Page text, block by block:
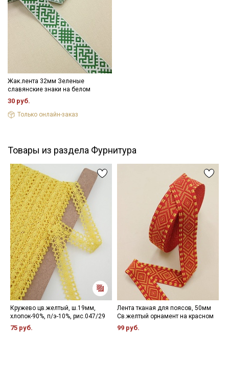
- максимальная температура стирки до 40 С, без отжима,
- противопоказано применение отбеливателей.
Цветопередача (тон) может отличаться от оригинального
цвета ткани в зависимости от настроек вашего монитора и в
зависимости от партии.
Жак.лента 32мм Зеленые
славянские знаки на белом
30 руб.
Только онлайн-заказ
Товары из раздела Фурнитура
Кружево цв.желтый, ш.19мм,
хлопок-90%, п/э-10%, рис.047/29
75 руб.
Лента тканая для поясов, 50мм
Св.желтый орнамент на красном
99 руб.
информационных рассылок